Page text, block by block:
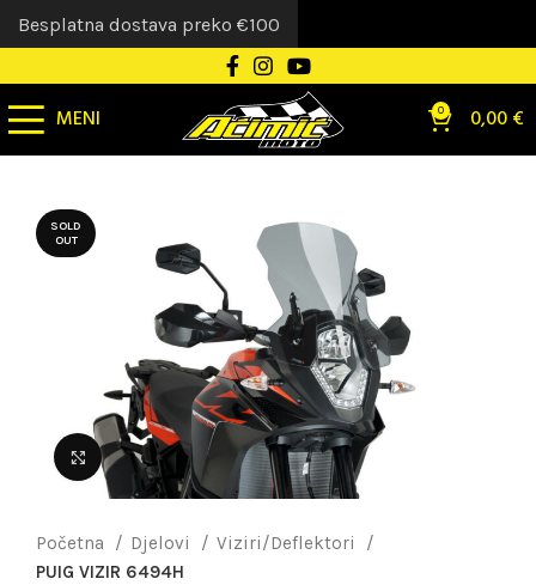
MENI 0 0,00€
SOLD
OUT
Uvećaj sliku
Početna Djelovi
Viziri/Deflektori
PUIG VIZIR 6494H
Besplatna dostava preko €100